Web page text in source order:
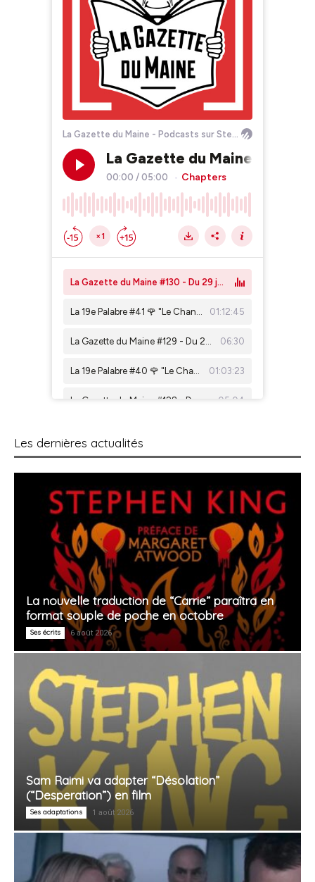
Les dernières actualités
La nouvelle traduction de “Carrie” paraîtra en
format souple de poche en octobre
Ses écrits 6 août 2026
Sam Raimi va adapter “Désolation”
(“Desperation”) en film
Ses adaptations 1 août 2026